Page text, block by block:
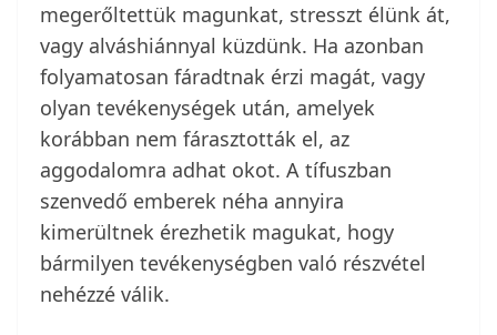
megerőltettük magunkat, stresszt élünk át,
vagy alváshiánnyal küzdünk. Ha azonban
folyamatosan fáradtnak érzi magát, vagy
olyan tevékenységek után, amelyek
korábban nem fárasztották el, az
aggodalomra adhat okot. A tífuszban
szenvedő emberek néha annyira
kimerültnek érezhetik magukat, hogy
bármilyen tevékenységben való részvétel
nehézzé válik.